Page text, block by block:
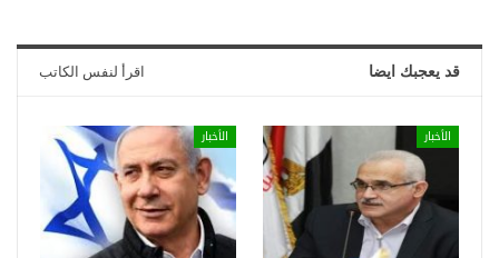
قد يعجبك ايضا اقرأ لنفس الكاتب
الأخبار الأخبار